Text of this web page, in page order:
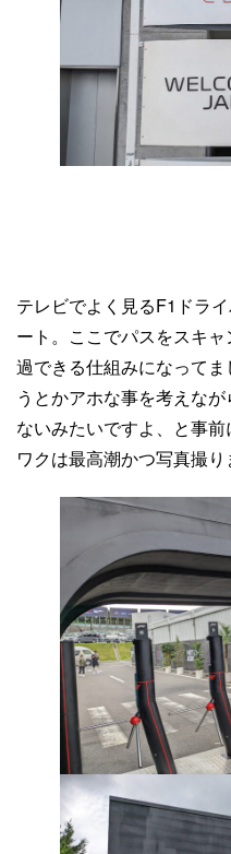
テレビでよく見るF1ドラ
ート。ここでパスをスキ
過できる仕組みになって
うとかアホな事を考えな
ないみたいですよ、と事
ワクは最高潮かつ写真撮り